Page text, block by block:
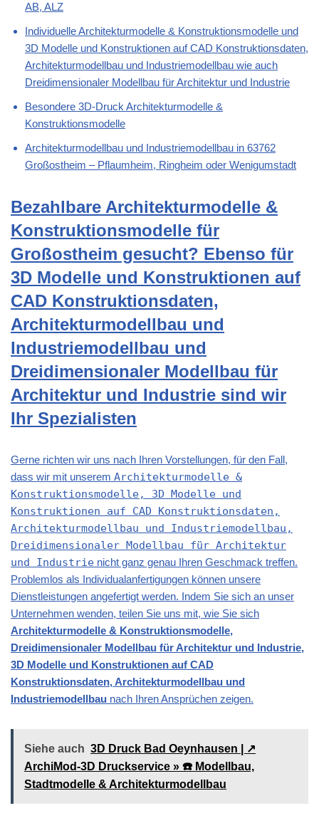
AB, ALZ
Individuelle Architekturmodelle & Konstruktionsmodelle und
3D Modelle und Konstruktionen auf CAD Konstruktionsdaten,
Architekturmodellbau und Industriemodellbau wie auch
Dreidimensionaler Modellbau für Architektur und Industrie
Besondere 3D-Druck Architekturmodelle &
Konstruktionsmodelle
Architekturmodellbau und Industriemodellbau in 63762
Großostheim – Pflaumheim, Ringheim oder Wenigumstadt
Bezahlbare Architekturmodelle &
Konstruktionsmodelle für
Großostheim gesucht? Ebenso für
3D Modelle und Konstruktionen auf
CAD Konstruktionsdaten,
Architekturmodellbau und
Industriemodellbau und
Dreidimensionaler Modellbau für
Architektur und Industrie sind wir
Ihr Spezialisten
Gerne richten wir uns nach Ihren Vorstellungen, für den Fall,
dass wir mit unserem Architekturmodelle &
Konstruktionsmodelle, 3D Modelle und
Konstruktionen auf CAD Konstruktionsdaten,
Architekturmodellbau und Industriemodellbau,
Dreidimensionaler Modellbau für Architektur
und Industrie nicht ganz genau Ihren Geschmack treffen.
Problemlos als Individualanfertigungen können unsere
Dienstleistungen angefertigt werden. Indem Sie sich an unser
Unternehmen wenden, teilen Sie uns mit, wie Sie sich
Architekturmodelle & Konstruktionsmodelle,
Dreidimensionaler Modellbau für Architektur und Industrie,
3D Modelle und Konstruktionen auf CAD
Konstruktionsdaten, Architekturmodellbau und
Industriemodellbau nach Ihren Ansprüchen zeigen.
Siehe auch 3D Druck Bad Oeynhausen | ↗️
ArchiMod-3D Druckservice » ☎️ Modellbau,
Stadtmodelle & Architekturmodellbau